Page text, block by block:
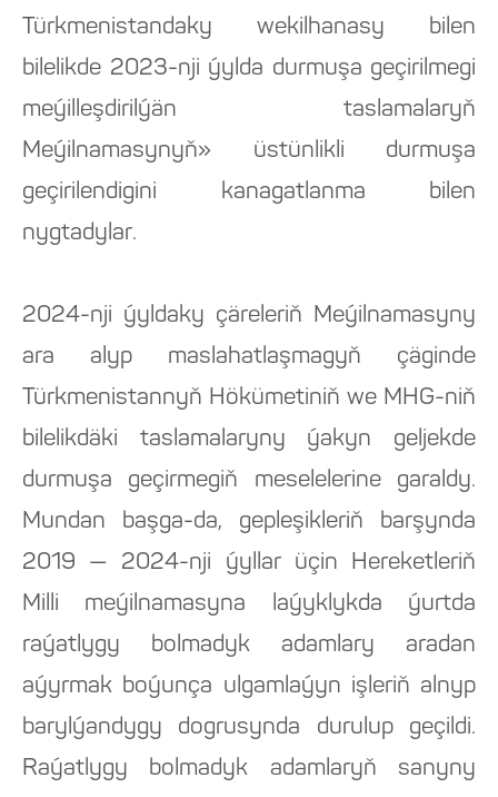
Türkmenistandaky wekilhanasy bilen
bilelikde 2023-nji ýylda durmuşa geçirilmegi
meýilleşdirilýän taslamalaryň
Meýilnamasynyň» üstünlikli durmuşa
geçirilendigini kanagatlanma bilen
nygtadylar.
2024-nji ýyldaky çäreleriň Meýilnamasyny
ara alyp maslahatlaşmagyň çäginde
Türkmenistannyň Hökümetiniň we MHG-niň
bilelikdäki taslamalaryny ýakyn geljekde
durmuşa geçirmegiň meselelerine garaldy.
Mundan başga-da, gepleşikleriň barşynda
2019 — 2024-nji ýyllar üçin Hereketleriň
Milli meýilnamasyna laýyklykda ýurtda
raýatlygy bolmadyk adamlary aradan
aýyrmak boýunça ulgamlaýyn işleriň alnyp
barylýandygy dogrusynda durulup geçildi.
Raýatlygy bolmadyk adamlaryň sanyny